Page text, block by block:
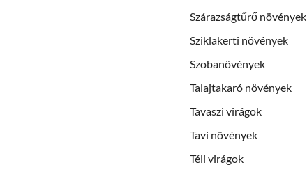
Szárazságtűrő növények
Sziklakerti növények
Szobanövények
Talajtakaró növények
Tavaszi virágok
Tavi növények
Téli virágok